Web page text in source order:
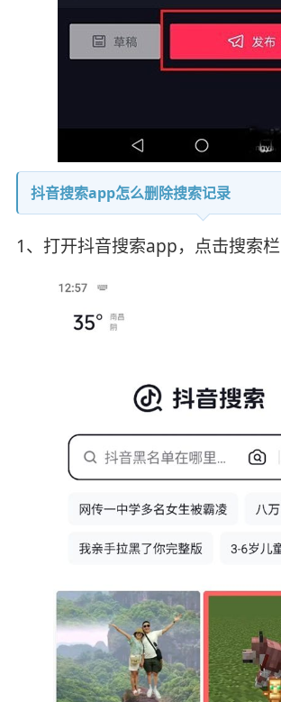
抖音搜索app怎么删除搜索记录
1、打开抖音搜索app，点击搜索栏